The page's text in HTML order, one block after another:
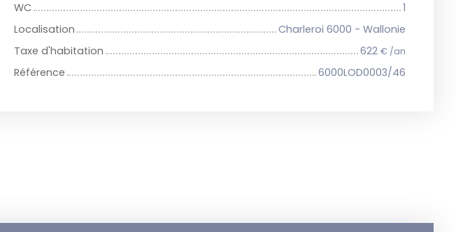
WC
1
Localisation
Charleroi 6000 - Wallonie
Taxe d'habitation
622 € /an
Référence 6000LOD0003/46